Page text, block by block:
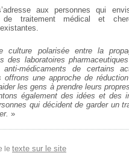
aux personnes qui
de traitement médical et
culture polarisée entre la
des laboratoires
anti-médicaments de certains
offrons une approche de
les gens à prendre leurs
également des idées et des
qui décident de garder un
»
le texte sur le site